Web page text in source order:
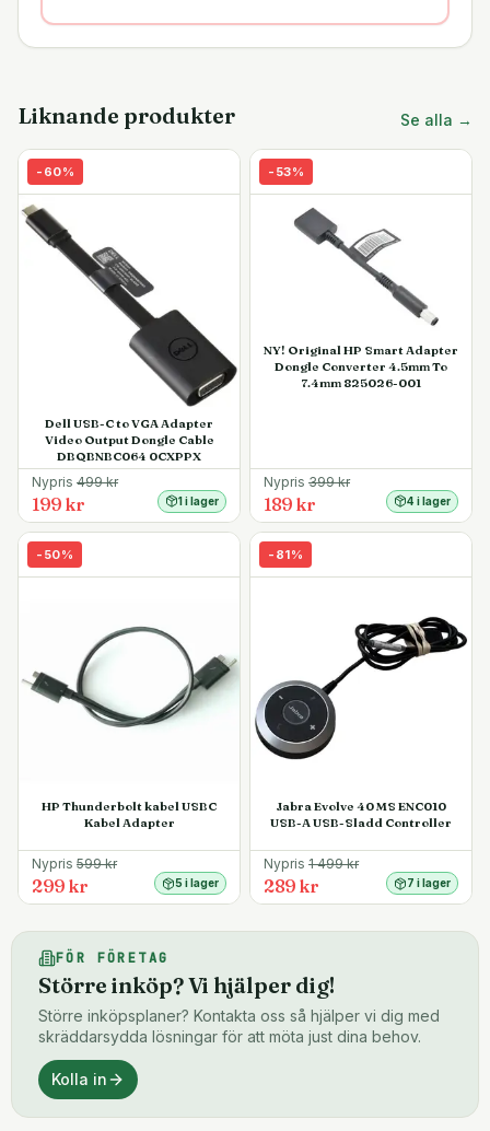
Liknande produkter Se alla →
- 60%
Dell USB-C to VGA Adapter
Video Output Dongle Cable
DBQBNBC064 0CXPPX
Nypris 499kr
199 kr 1 i lager
- 53%
NY! Original HP Smart Adapter
Dongle Converter 4.5mm To
7.4mm 825026-001
Nypris 399kr
189 kr 4 i lager
- 50%
HP Thunderbolt kabel USBC
Kabel Adapter
Nypris 599kr
299 kr 5 i lager
- 81%
Jabra Evolve 40 MS ENC010
USB-A USB-Sladd Controller
Nypris 1 499kr
289 kr 7 i lager
FÖR FÖRETAG
Större inköp? Vi hjälper dig!
Större inköpsplaner? Kontakta oss så hjälper vi dig med
skräddarsydda lösningar för att möta just dina behov.
Kolla in